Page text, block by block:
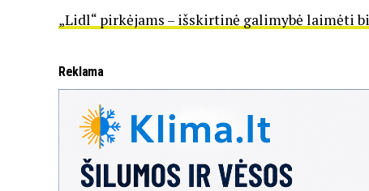
„Lidl“ pirkėjams – išskirtinė galimybė laimėti
Reklama